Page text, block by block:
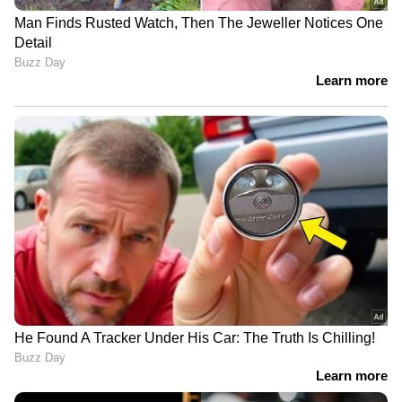
RECOMMENDED STORIES
എപ്പോഴും ക്ഷീണമാണോ?
ആവശ്യത്തിന് ഉറങ്ങിയിട്ടും
മാറാത്ത ക്ഷീണത്തിന്
പിന്നിലെ കാരണം ഇതാണ്;
അറിയേണ്ടത്
അസിഡിറ്റിയിൽ നിന്ന്
ആശ്വാസം ലഭിക്കാൻ ഇതാ
ആറ് വഴികൾ